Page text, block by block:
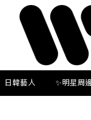
日韓藝人 ✨明星周